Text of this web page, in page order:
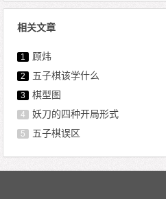
相关文章
1 顾炜
2 五子棋该学什么
3 棋型图
4 妖刀的四种开局形式
5 五子棋误区
文章导航